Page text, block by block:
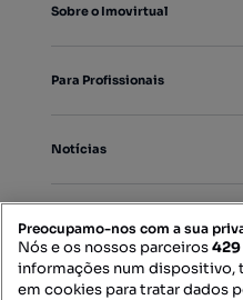
Sobre o Imovirtual
Para Profissionais
Notícias
Mapa do Site
Preocupamo-nos com a sua
Nós e os nossos parceiros429
informações num
em cookies para tratar dados